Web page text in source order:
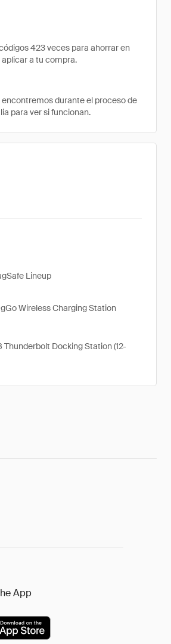
423 veces para ahorrar en
a tu compra.
durante el proceso de
para ver si funcionan.
Lineup
Wireless Charging Station
Thunderbolt Docking Station (12-
App